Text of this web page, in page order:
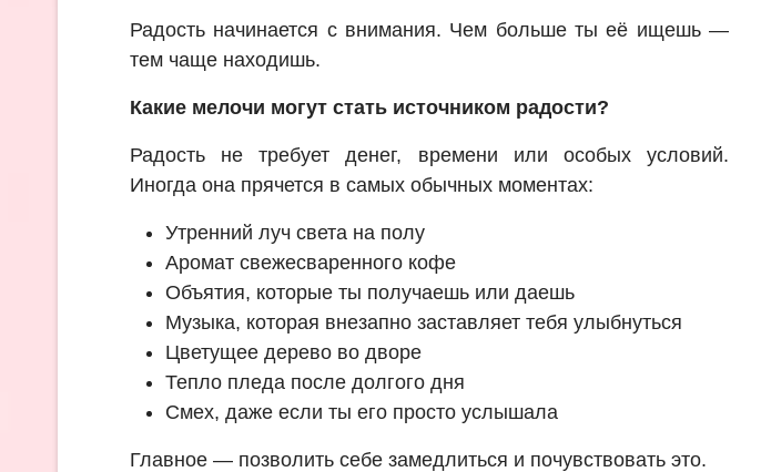
Радость начинается с внимания. Чем больше ты её ищешь —
тем чаще находишь.
Какие мелочи могут стать источником радости?
Радость не требует денег, времени или особых условий.
Иногда она прячется в самых обычных моментах:
Утренний луч света на полу
Аромат свежесваренного кофе
Объятия, которые ты получаешь или даешь
Музыка, которая внезапно заставляет тебя улыбнуться
Цветущее дерево во дворе
Тепло пледа после долгого дня
Смех, даже если ты его просто услышала
Главное — позволить себе замедлиться и почувствовать это.